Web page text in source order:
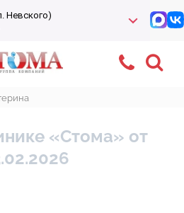
Невского)
«Стома» от